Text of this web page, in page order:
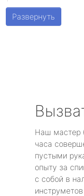
Шушары
Песочный
Левашово
Лисий Нос
Развернуть
Наш мастер
часа
пустыми
опыту за
с собой в